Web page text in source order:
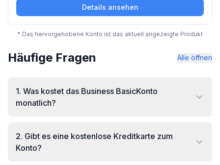
Details ansehen
* Das hervorgehobene Konto ist das aktuell angezeigte Produkt
Häufige Fragen Alle öffnen
1. Was kostet das Business BasicKonto
monatlich?
2. Gibt es eine kostenlose Kreditkarte zum
Konto?